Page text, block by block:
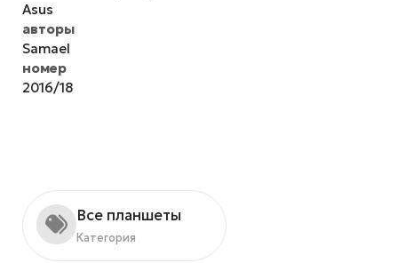
Asus
авторы
Samael
номер
2016/18
Все планшеты
Категория